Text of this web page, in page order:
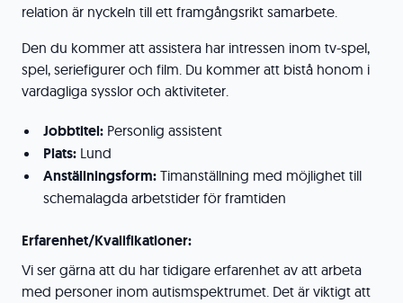
relation är nyckeln till ett framgångsrikt samarbete.
Den du kommer att assistera har intressen inom tv-spel,
spel, seriefigurer och film. Du kommer att bistå honom i
vardagliga sysslor och aktiviteter.
Jobbtitel: Personlig assistent
Plats: Lund
Anställningsform: Timanställning med möjlighet till
schemalagda arbetstider för framtiden
Erfarenhet/Kvalifikationer:
Vi ser gärna att du har tidigare erfarenhet av att arbeta
med personer inom autismspektrumet. Det är viktigt att